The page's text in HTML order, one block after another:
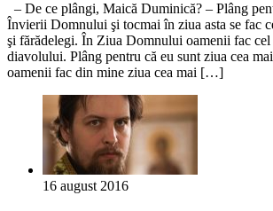
– De ce plângi, Maică Duminică? – Plâng
Învierii Domnului şi tocmai în ziua asta se fac
şi fărădelegi. În Ziua Domnului oamenii fac
diavolului. Plâng pentru că eu sunt ziua cea
oamenii fac din mine ziua cea mai […]
16 august 2016